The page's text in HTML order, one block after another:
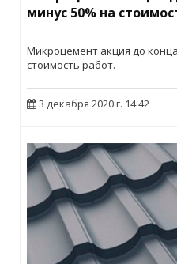
минус 50% на
Микроцемент акция до
стоимость работ.
3 декабря 2020 г. 14:42